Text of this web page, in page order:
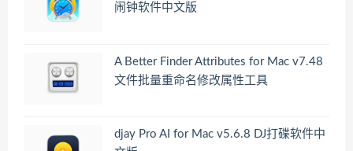
闹钟软件中文版
A Better Finder Attributes for Mac v7.48
文件批量重命名修改属性工具
djay Pro AI for Mac v5.6.8 DJ打碟软件中